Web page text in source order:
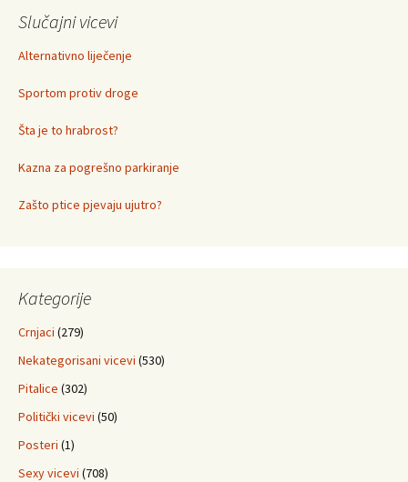
Slučajni vicevi
Alternativno liječenje
Sportom protiv droge
Šta je to hrabrost?
Kazna za pogrešno parkiranje
Zašto ptice pjevaju ujutro?
Kategorije
Crnjaci (279)
Nekategorisani vicevi (530)
Pitalice (302)
Politički vicevi (50)
Posteri (1)
Sexy vicevi (708)